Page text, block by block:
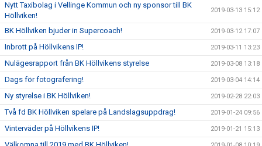
Nytt Taxibolag i Vellinge Kommun och ny sponsor till BK
Höllviken!
2019-03-13 15:12
BK Höllviken bjuder in Supercoach! 2019-03-12 17:07
Inbrott på Höllvikens IP! 2019-03-11 13:23
Nulägesrapport från BK Höllvikens styrelse 2019-03-08 13:18
Dags för fotografering! 2019-03-04 14:14
Ny styrelse i BK Höllviken! 2019-02-28 22:03
Två fd BK Höllviken spelare på Landslagsuppdrag! 2019-01-24 09:56
Vinterväder på Höllvikens IP! 2019-01-21 15:13